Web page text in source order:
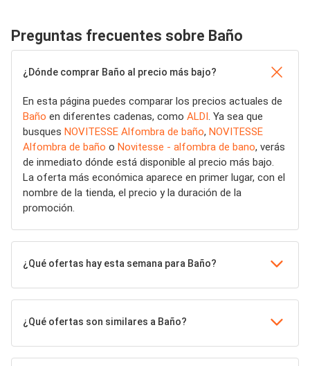
Preguntas frecuentes sobre Baño
¿Dónde comprar Baño al precio más bajo?
En esta página puedes comparar los precios actuales de
Baño en diferentes cadenas, como ALDI. Ya sea que
busques NOVITESSE Alfombra de baño, NOVITESSE
Alfombra de baño o Novitesse - alfombra de bano, verás
de inmediato dónde está disponible al precio más bajo.
La oferta más económica aparece en primer lugar, con el
nombre de la tienda, el precio y la duración de la
promoción.
¿Qué ofertas hay esta semana para Baño?
¿Qué ofertas son similares a Baño?